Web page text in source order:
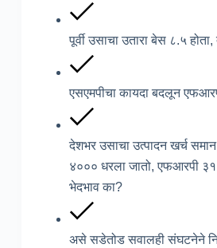
पूर्वी उसाचा उतारा बेस ८.५
एसएमपीचा कायदा बदलून
देशभर उसाचा उत्पादन खर्च
४००० धरला जातो, एफआरपी
भेदभाव का?
असे सडेतोड सवालही संघटनेने